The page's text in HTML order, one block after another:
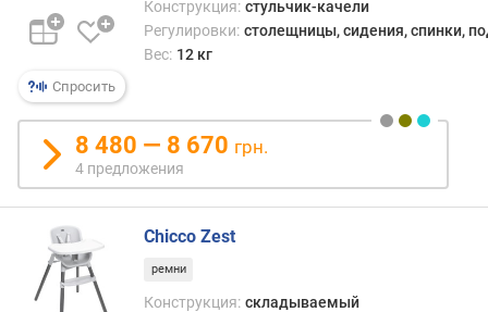
е
д
б
а
л
н
и
я
п
Спросить
Конструкция: стульчик-качели
Регулировки: столещницы, сидения, спинки,
Вес: 12 кг
8 480 — 8 670 грн.
4 предложения
Chicco Zest
ремни
Конструкция: складываемый